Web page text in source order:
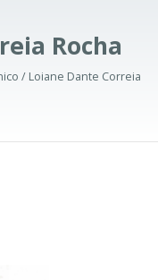
Rocha
/ Loiane Dante Correia